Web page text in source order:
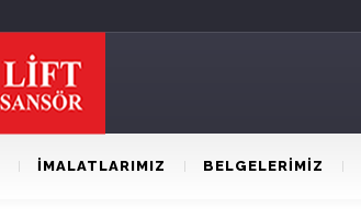
İMALATLARIMIZ BELGELERİMİZ